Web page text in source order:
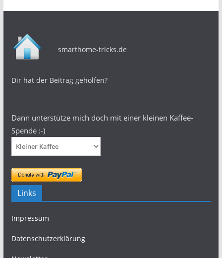
smarthome-tricks.de
Dir hat der Beitrag geholfen?
Dann unterstütze mich doch mit einer kleinen Kaffee-
Spende :-)
Links
Impressum
Datenschutzerklärung